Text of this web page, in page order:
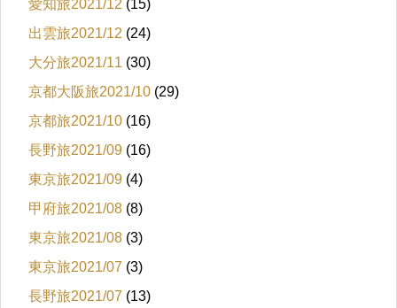
愛知旅2021/12 (15)
出雲旅2021/12 (24)
大分旅2021/11 (30)
京都大阪旅2021/10 (29)
京都旅2021/10 (16)
長野旅2021/09 (16)
東京旅2021/09 (4)
甲府旅2021/08 (8)
東京旅2021/08 (3)
東京旅2021/07 (3)
長野旅2021/07 (13)